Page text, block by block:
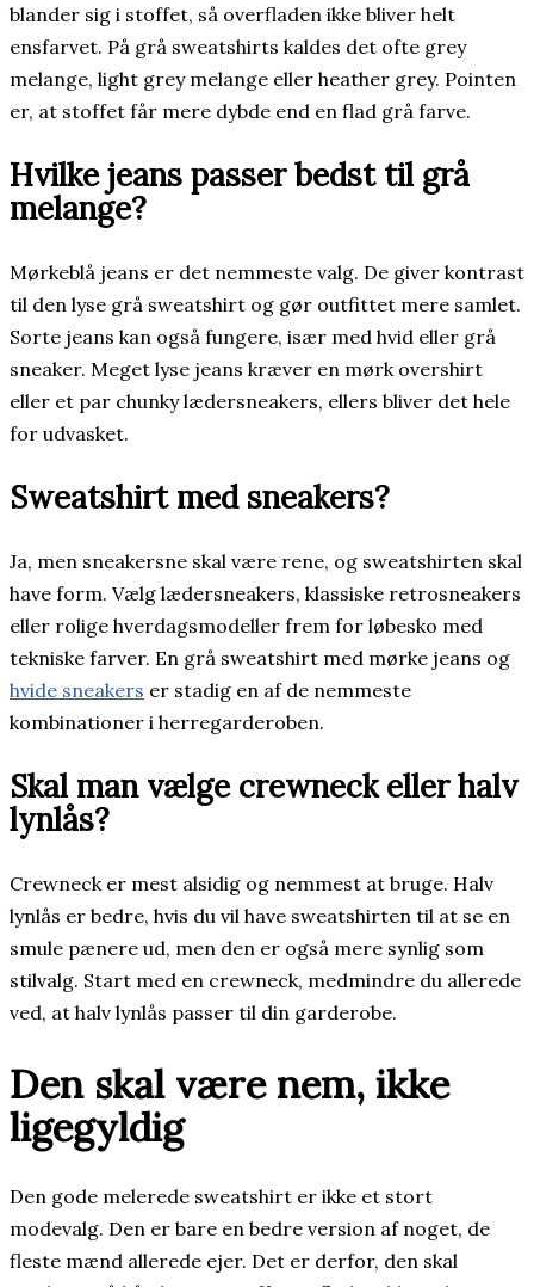
blander sig i stoffet, så overfladen ikke bliver helt
ensfarvet. På grå sweatshirts kaldes det ofte grey
melange, light grey melange eller heather grey. Pointen
er, at stoffet får mere dybde end en flad grå farve.
Hvilke jeans passer bedst til grå
melange?
Mørkeblå jeans er det nemmeste valg. De giver kontrast
til den lyse grå sweatshirt og gør outfittet mere samlet.
Sorte jeans kan også fungere, især med hvid eller grå
sneaker. Meget lyse jeans kræver en mørk overshirt
eller et par chunky lædersneakers, ellers bliver det hele
for udvasket.
Sweatshirt med sneakers?
Ja, men sneakersne skal være rene, og sweatshirten skal
have form. Vælg lædersneakers, klassiske retrosneakers
eller rolige hverdagsmodeller frem for løbesko med
tekniske farver. En grå sweatshirt med mørke jeans og
hvide sneakers er stadig en af de nemmeste
kombinationer i herregarderoben.
Skal man vælge crewneck eller halv
lynlås?
Crewneck er mest alsidig og nemmest at bruge. Halv
lynlås er bedre, hvis du vil have sweatshirten til at se en
smule pænere ud, men den er også mere synlig som
stilvalg. Start med en crewneck, medmindre du allerede
ved, at halv lynlås passer til din garderobe.
Den skal være nem, ikke
ligegyldig
Den gode melerede sweatshirt er ikke et stort
modevalg. Den er bare en bedre version af noget, de
fleste mænd allerede ejer. Det er derfor, den skal